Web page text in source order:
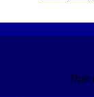
При